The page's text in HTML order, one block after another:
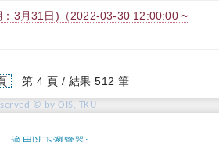
3月31日)（2022-03-30 12:00:00 ~
第 4 頁 / 結果 512 筆
© by OIS, TKU